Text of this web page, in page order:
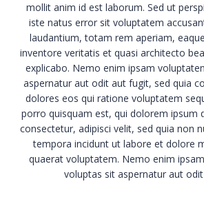
mollit anim id est laborum. Sed ut
iste natus error sit voluptatem
laudantium, totam rem aperiam,
inventore veritatis et quasi architecto
explicabo. Nemo enim ipsam
aspernatur aut odit aut fugit, sed quia
dolores eos qui ratione voluptatem
porro quisquam est, qui dolorem ipsum
consectetur, adipisci velit, sed quia non
tempora incidunt ut labore et dolore
quaerat voluptatem. Nemo enim
voluptas sit aspernatur aut